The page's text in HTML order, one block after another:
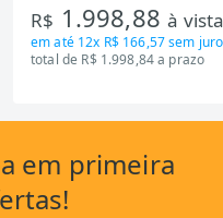
Mecanica GSB13HBTA-PT
R$ 1.998,88à
em até 12x R$ 166,57sem
total de R$ 1.998,84 a prazo
em primeira